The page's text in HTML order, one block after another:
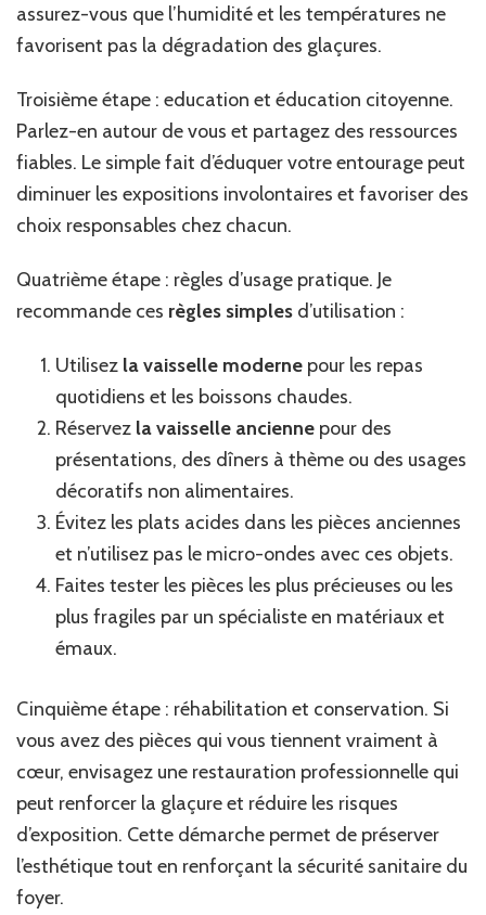
assurez-vous que l’humidité et les températures ne
favorisent pas la dégradation des glaçures.
Troisième étape : education et éducation citoyenne.
Parlez-en autour de vous et partagez des ressources
fiables. Le simple fait d’éduquer votre entourage peut
diminuer les expositions involontaires et favoriser des
choix responsables chez chacun.
Quatrième étape : règles d’usage pratique. Je
recommande ces règles simples d’utilisation :
Utilisez la vaisselle moderne pour les repas
quotidiens et les boissons chaudes.
Réservez la vaisselle ancienne pour des
présentations, des dîners à thème ou des usages
décoratifs non alimentaires.
Évitez les plats acides dans les pièces anciennes
et n’utilisez pas le micro-ondes avec ces objets.
Faites tester les pièces les plus précieuses ou les
plus fragiles par un spécialiste en matériaux et
émaux.
Cinquième étape : réhabilitation et conservation. Si
vous avez des pièces qui vous tiennent vraiment à
cœur, envisagez une restauration professionnelle qui
peut renforcer la glaçure et réduire les risques
d’exposition. Cette démarche permet de préserver
l’esthétique tout en renforçant la sécurité sanitaire du
foyer.